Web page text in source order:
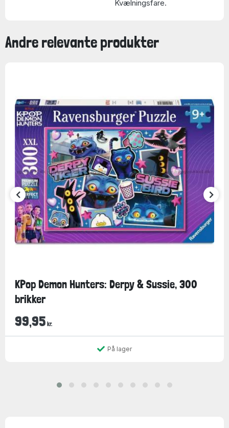
Kvælningsfare.
Andre relevante produkter
KPop Demon Hunters: Derpy & Sussie, 300
brikker
99,95 kr.
På lager